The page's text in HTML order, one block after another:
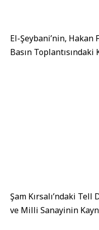
El-Şeybani’nin,
Basın Toplantısındaki
Şam Kırsalı’ndaki
ve Milli Sanayinin